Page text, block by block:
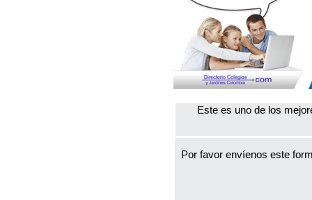
Este es uno de los
Por favor envíenos este